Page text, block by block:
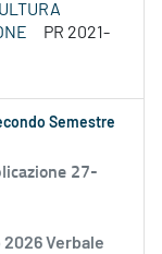
PR 2021-
Semestre
27-
2026 Verbale